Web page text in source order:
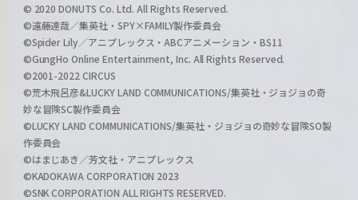
© 2020 DONUTS Co. Ltd. All Rights Reserved.
©遠藤達哉／集英社・SPY×FAMILY製作委員会
©Spider Lily／アニプレックス・ABCアニメーション・BS11
©GungHo Online Entertainment, Inc. All Rights Reserved.
©2001-2022 CIRCUS
©荒木飛呂彦&LUCKY LAND COMMUNICATIONS/集英社・ジョジョの奇
妙な冒険SC製作委員会
©LUCKY LAND COMMUNICATIONS/集英社・ジョジョの奇妙な冒険SO製
作委員会
©はまじあき／芳文社・アニプレックス
©KADOKAWA CORPORATION 2023
©SNK CORPORATION ALL RIGHTS RESERVED.